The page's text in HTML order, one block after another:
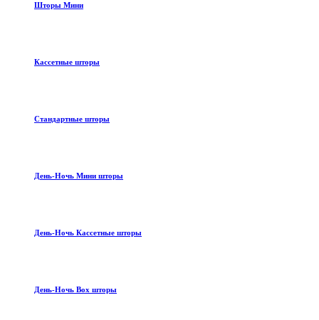
Шторы Мини
Кассетные шторы
Стандартные шторы
День-Ночь Мини шторы
День-Ночь Кассетные шторы
День-Ночь Box шторы